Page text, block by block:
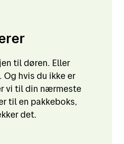
til døren. Eller
Og hvis du ikke er
vi til din nærmeste
til en pakkeboks,
det.